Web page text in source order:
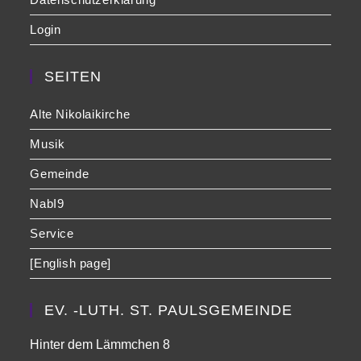
Login
SEITEN
Alte Nikolaikirche
Musik
Gemeinde
NabI9
Service
[English page]
EV. -LUTH. ST. PAULSGEMEINDE
Hinter dem Lämmchen 8